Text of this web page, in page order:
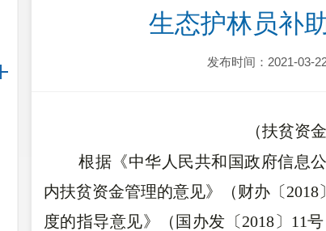
生态护林员补
发布时间：2021-03-
（扶贫资
根据《中华人民共和国政府信息
内扶贫资金管理的意见》（财办〔
度的指导意见》（国办发〔2018〕11